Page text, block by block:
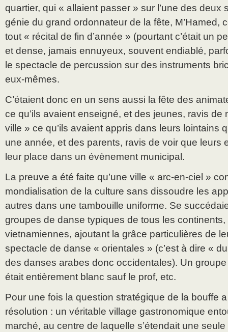
quartier, qui « allaient passer » sur l’une des deux
génie du grand ordonnateur de la fête, M’Hamed,
tout « récital de fin d’année » (pourtant c’était un
et dense, jamais ennuyeux, souvent endiablé,
le spectacle de percussion sur des instruments
eux-mêmes.
C’étaient donc en un sens aussi la fête des
ce qu’ils avaient enseigné, et des jeunes, ravis de
ville » ce qu’ils avaient appris dans leurs lointains
une année, et des parents, ravis de voir que leurs
leur place dans un évènement municipal.
La preuve a été faite qu’une ville « arc-en-ciel »
mondialisation de la culture sans dissoudre les
autres dans une tambouille uniforme. Se
groupes de danse typiques de tous les
vietnamiennes, ajoutant la grâce particulières de
spectacle de danse « orientales » (c’est à dire «
des danses arabes donc occidentales). Un
était entièrement blanc sauf le prof, etc.
Pour une fois la question stratégique de la bouffe
résolution : un véritable village gastronomique
marché, au centre de laquelle s’étendait une